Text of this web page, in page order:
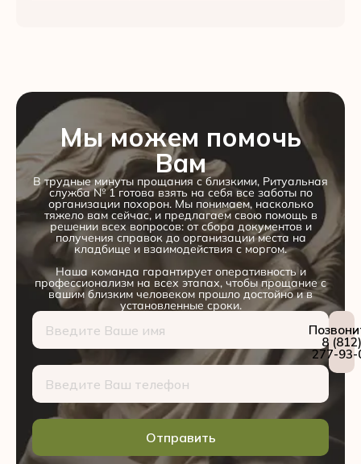
Мы можем помочь
Вам
В трудные минуты прощания с близкими, Ритуальная
служба № 1 готова взять на себя все заботы по
организации похорон. Мы понимаем, насколько
тяжело вам сейчас, и предлагаем свою помощь в
решении всех вопросов: от сбора документов и
получения справок до организации места на
кладбище и взаимодействия с моргом.
Наша команда гарантирует оперативность и
профессионализм на всех этапах, чтобы прощание с
вашим близким человеком прошло достойно и в
установленные сроки.
Отправить
8 (812)
277-93-